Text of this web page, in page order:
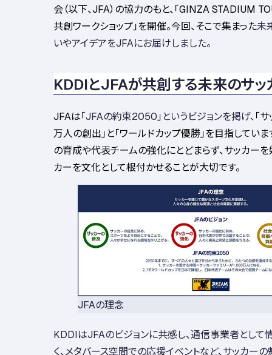
会（以下、JFA）の協力のもと、「GINZA STADIUM
共創ワークショップ」を開催。今回、そこで集まった未
いやアイデアをJFAにお届けしました。
KDDIとJFAが共創する未来のサッ
JFAは「JFAの約束2050 」というビジョンを掲げ、 「
万人の創出」と「ワールドカップ優勝」を目指していま
の育成や代表チームの強化にとどまらず、サッカーを
カーを文化として根付かせることが大切です。
JFAの理念
KDDIはJFAのビジョンに共感し、通信事業者とし
く、メタバース空間での応援イベントなど、サッカー